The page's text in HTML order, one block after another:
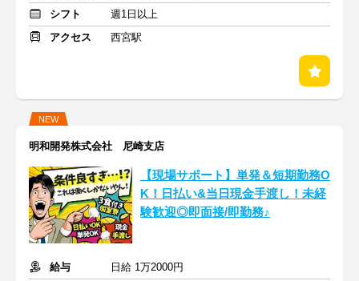
シフト
週1日以上
アクセス
西宮駅
NEW
明和開発株式会社 尼崎支店
【現場サポート】単発＆短期勤務O
K！日払い&当日現金手渡し！未経
験歓迎◎即面接/即勤務♪
給与
日給 1万2000円